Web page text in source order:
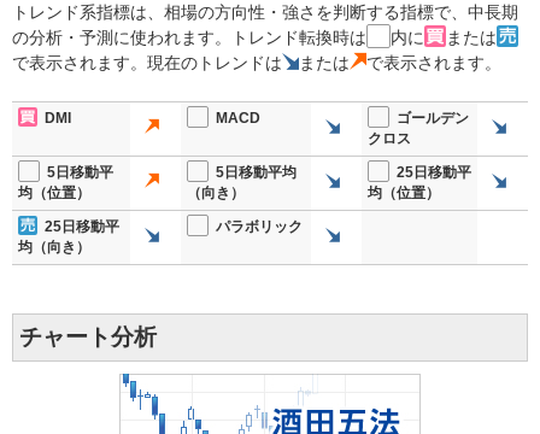
トレンド系指標は、相場の方向性・強さを判断する指標で、中長期
の分析・予測に使われます。トレンド転換時は
内に
または
で表示されます。現在のトレンドは
または で表示されます。
DMI MACD
ゴールデン
クロス
5日移動平
均（位置）
5日移動平均
（向き）
25日移動平
均（位置）
25日移動平
均（向き）
パラボリック
チャート分析